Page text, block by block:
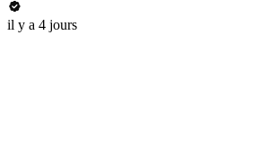
il y a 4 jours